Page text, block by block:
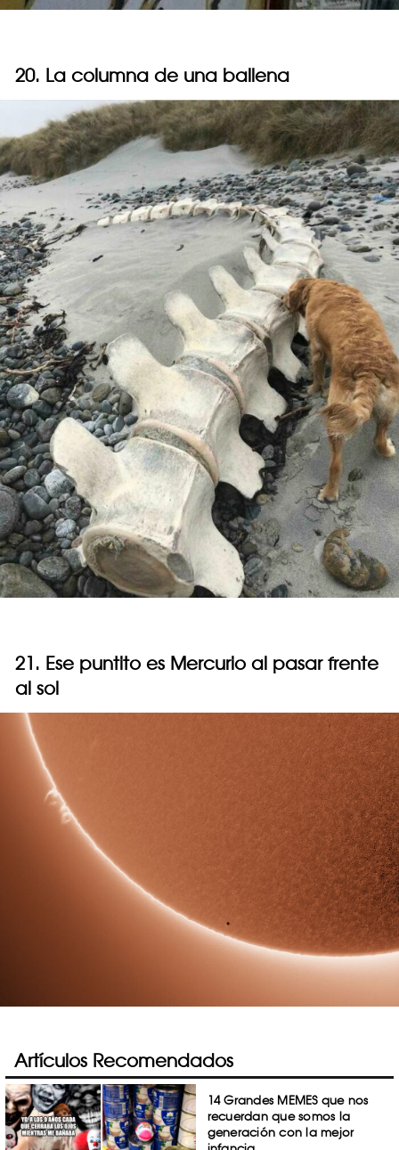
20. La columna de una ballena
21. Ese puntito es Mercurio al pasar frente
al sol
Artículos Recomendados
14 Grandes MEMES que nos
recuerdan que somos la
generación con la mejor